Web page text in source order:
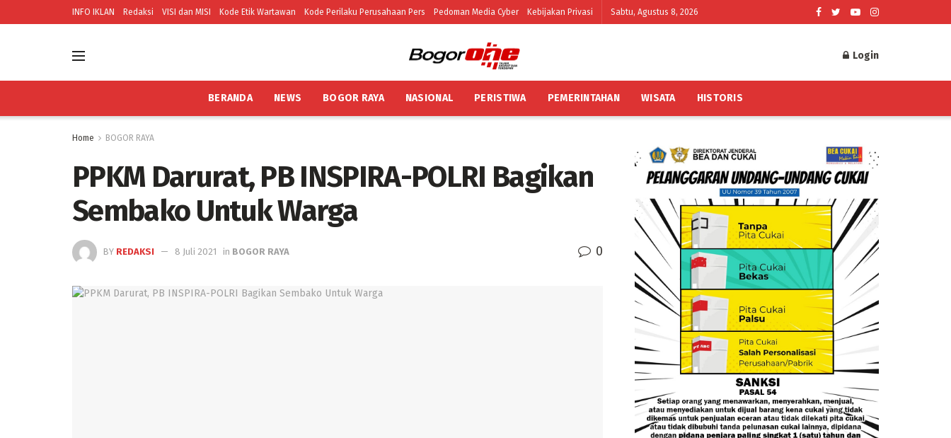
INFO IKLAN Redaksi VISI dan MISI Kode Etik Wartawan Kode Perilaku Perusahaan Pers Pedoman Media Cyber Kebijakan Privasi Sabtu, Agustus 8, 2026
Login
BERANDA NEWS BOGOR RAYA NASIONAL PERISTIWA PEMERINTAHAN WISATA HISTORIS
Home BOGOR RAYA
PPKM Darurat, PB INSPIRA-POLRI Bagikan
Sembako Untuk Warga
BY REDAKSI 8 Juli 2021 in BOGOR RAYA 0